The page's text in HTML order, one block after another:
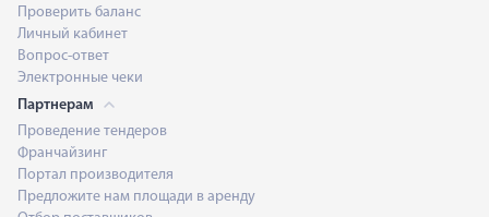
Проверить баланс
Личный кабинет
Вопрос-ответ
Электронные чеки
Партнерам
Проведение тендеров
Франчайзинг
Портал производителя
Предложите нам площади в аренду